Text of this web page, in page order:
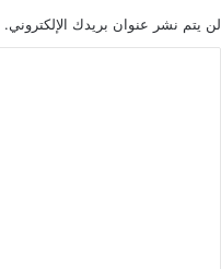
ا
ئ
ب
لن يتم نشر عنوان بريدك الإلكتروني.